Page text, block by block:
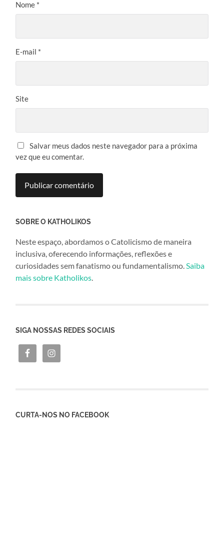
Nome *
E-mail *
Site
Salvar meus dados neste navegador para a próxima
vez que eu comentar.
SOBRE O KATHOLIKOS
Neste espaço, abordamos o Catolicismo de maneira
inclusiva, oferecendo informações, reflexões e
curiosidades sem fanatismo ou fundamentalismo.Saiba
mais sobre Katholikos.
SIGA NOSSAS REDES SOCIAIS
CURTA-NOS NO FACEBOOK